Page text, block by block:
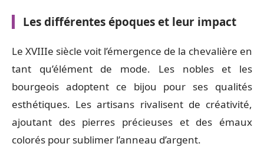
Les différentes époques et leur impact
Le XVIIIe siècle voit l’émergence de la chevalière en
tant qu’élément de mode. Les nobles et les
bourgeois adoptent ce bijou pour ses qualités
esthétiques. Les artisans rivalisent de créativité,
ajoutant des pierres précieuses et des émaux
colorés pour sublimer l’anneau d’argent.